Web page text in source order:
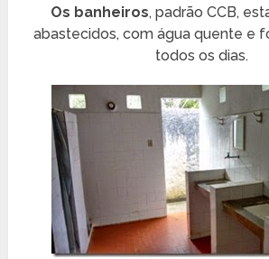
Os banheiros, padrão CCB,
abastecidos, com água quente e
todos os dias.